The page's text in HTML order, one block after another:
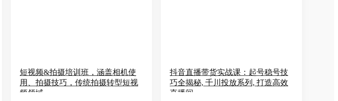
短视频&拍摄培训班，涵盖相机使
用、拍摄技巧，传统拍摄转型短视
频领域
抖音直播带货实战课：起号稳号技
巧全揭秘, 千川投放系列, 打造高效
直播间